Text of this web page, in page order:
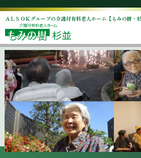
ＡＬＳＯＫグループの介護付有料老人ホーム【もみの樹・杉